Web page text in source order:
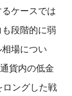
ケースでは
段階的に弱
場につい
貨内の低金
ロングした戦